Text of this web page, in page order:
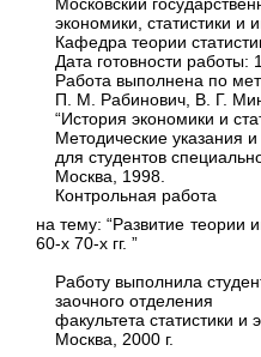
экономики, статистики и
Кафедра теории
Дата готовности работы:
Работа выполнена по
П. М. Рабинович, В. Г.
“История экономики и
Методические указания
для студентов
Москва, 1998.
Контрольная работа
на тему: “Развитие теории
60-х 70-х гг. ”
Работу выполнила
заочного отделения
факультета статистики и
Москва, 2000 г.